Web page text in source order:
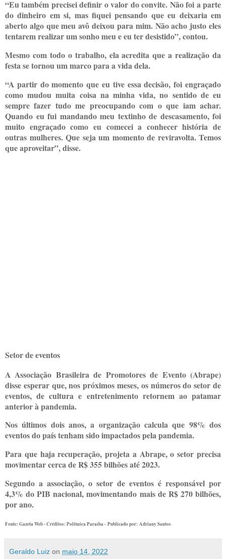
“Eu também precisei definir o valor do convite. Não foi a parte
do dinheiro em si, mas fiquei pensando que eu deixaria em
aberto algo que meu avô deixou para mim. Não acho justo eles
tentarem realizar um sonho meu e eu ter desistido”, contou.
Mesmo com todo o trabalho, ela acredita que a realização da
festa se tornou um marco para a vida dela.
“A partir do momento que eu tive essa decisão, foi engraçado
como mudou muita coisa na minha vida, no sentido de eu
sempre fazer tudo me preocupando com o que iam achar.
Quando eu fui mandando meu textinho de descasamento, foi
muito engraçado como eu comecei a conhecer história de
outras mulheres. Que seja um momento de reviravolta. Temos
que aproveitar”, disse.
Setor de eventos
A Associação Brasileira de Promotores de Evento (Abrape)
disse esperar que, nos próximos meses, os números do setor de
eventos, de cultura e entretenimento retornem ao patamar
anterior à pandemia.
Nos últimos dois anos, a organização calcula que 98% dos
eventos do país tenham sido impactados pela pandemia.
Para que haja recuperação, projeta a Abrape, o setor precisa
movimentar cerca de R$ 355 bilhões até 2023.
Segundo a associação, o setor de eventos é responsável por
4,3% do PIB nacional, movimentando mais de R$ 270 bilhões,
por ano.
Fonte: Gazeta Web - Créditos: Polêmica Paraíba - Publicado por: Adriany Santos
Geraldo Luiz on maio 14, 2022